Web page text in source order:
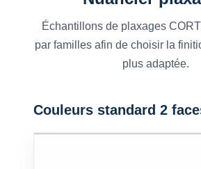
Échantillons de plaxages
par familles afin de choisir la
plus adaptée.
Couleurs standard 2